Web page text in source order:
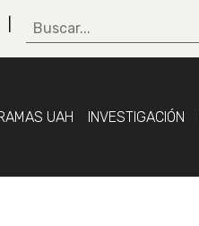
UAH INVESTIGACIÓN